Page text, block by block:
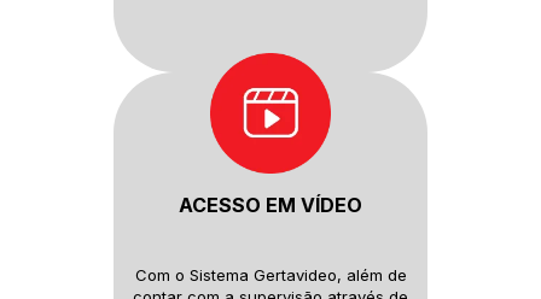
ACESSO EM VÍDEO
Com o Sistema Gertavideo, além de